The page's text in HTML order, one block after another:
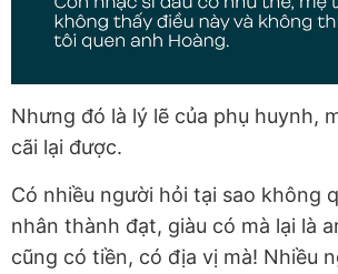
Nhưng đó là lý lẽ của phụ huynh,
cãi lại được.
Có nhiều người hỏi tại sao không
nhân thành đạt, giàu có mà lại là
cũng có tiền, có địa vị mà! Nhiều